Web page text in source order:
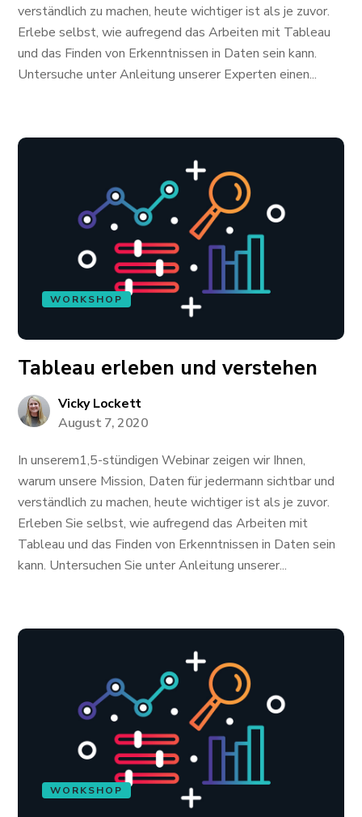
verständlich zu machen, heute wichtiger ist als je zuvor.
Erlebe selbst, wie aufregend das Arbeiten mit Tableau
und das Finden von Erkenntnissen in Daten sein kann.
Untersuche unter Anleitung unserer Experten einen...
WORKSHOP
Tableau erleben und verstehen
Vicky Lockett
August 7, 2020
In unserem1,5-stündigen Webinar zeigen wir Ihnen,
warum unsere Mission, Daten für jedermann sichtbar und
verständlich zu machen, heute wichtiger ist als je zuvor.
Erleben Sie selbst, wie aufregend das Arbeiten mit
Tableau und das Finden von Erkenntnissen in Daten sein
kann. Untersuchen Sie unter Anleitung unserer...
WORKSHOP